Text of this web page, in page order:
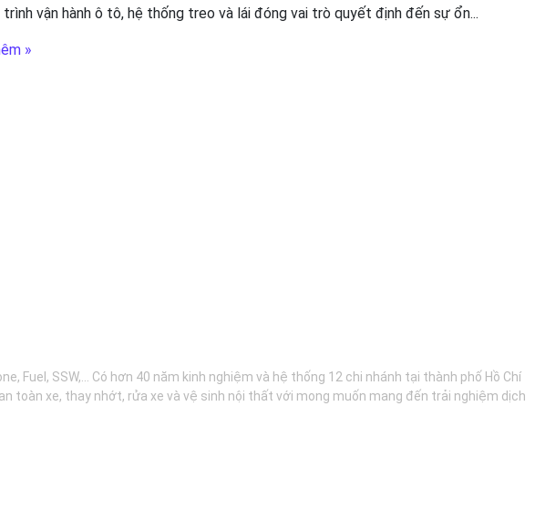
trình vận hành ô tô, hệ thống treo và lái đóng vai trò quyết định đến sự ổn...
»
Fuel, SSW,... Có hơn 40 năm kinh nghiệm và hệ thống 12 chi nhánh tại thành phố Hồ Chí
toàn xe, thay nhớt, rửa xe và vệ sinh nội thất với mong muốn mang đến trải nghiệm dịch